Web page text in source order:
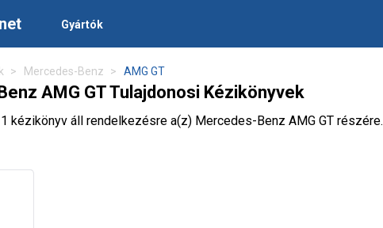
Gyártók
Mercedes-Benz AMG GT
AMG GT Tulajdonosi Kézikönyvek
kézikönyv áll rendelkezésre a(z) Mercedes-Benz AMG GT részére.